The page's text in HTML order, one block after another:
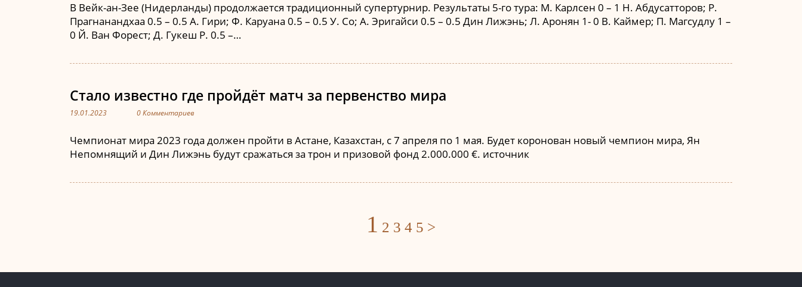
В Вейк-ан-Зее (Нидерланды) продолжается традиционный супертурнир. Результаты 5-го тура: М. Карлсен 0 – 1 Н. Абдусатторов; Р.
Прагнанандхаа 0.5 – 0.5 А. Гири; Ф. Каруана 0.5 – 0.5 У. Со; А. Эригайси 0.5 – 0.5 Дин Лижэнь; Л. Аронян 1- 0 В. Каймер; П. Магсудлу 1 –
0 Й. Ван Форест; Д. Гукеш Р. 0.5 –…
Стало известно где пройдёт матч за первенство мира
19.01.2023 0 Комментариев
Чемпионат мира 2023 года должен пройти в Астане, Казахстан, с 7 апреля по 1 мая. Будет коронован новый чемпион мира, Ян
Непомнящий и Дин Лижэнь будут сражаться за трон и призовой фонд 2.000.000 €. источник
Posts
1 2 3 4 5 >